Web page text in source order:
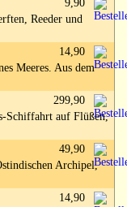
Reeder und
9,90
Meeres. Aus dem
14,90
Schiffahrt auf Flüßen,
299,90
Archipel,
49,90
14,90